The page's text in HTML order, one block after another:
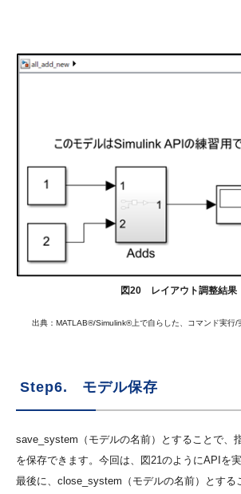
図20 レイアウト調整結果
出典：MATLAB®/Simulink®上で自らした、コマンド実行/
Step6. モデル保存
save_system（モデルの名前）とすることで、
を保存できます。今回は、図21のようにAPIを
最後に、close_system（モデルの名前）とする